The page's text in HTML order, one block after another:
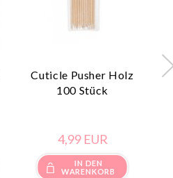
Cuticle Pusher Holz
100 Stück
4,99 EUR
IN DEN
WARENKORB